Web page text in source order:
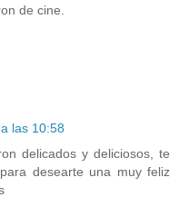
de cine.
las 10:58
delicados y deliciosos, te
desearte una muy feliz